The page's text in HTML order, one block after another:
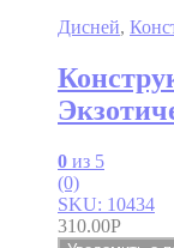
Дисней,
0 из 5
(0)
SKU: 10434
310.00Р